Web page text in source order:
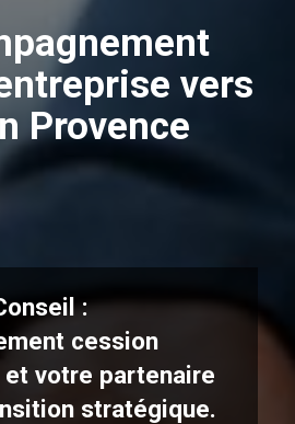
vers
Provence
:
cession
et votre partenaire
stratégique.